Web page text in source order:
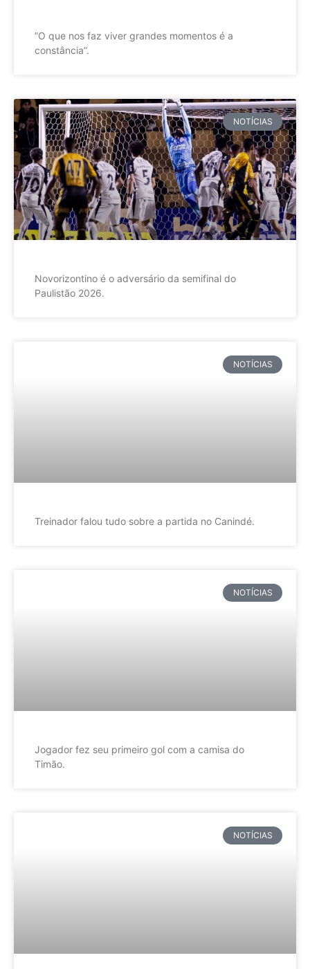
”O que nos faz viver grandes momentos é a
constância”.
NOTÍCIAS
Novorizontino é o adversário da semifinal do
Paulistão 2026.
NOTÍCIAS
Treinador falou tudo sobre a partida no Canindé.
NOTÍCIAS
Jogador fez seu primeiro gol com a camisa do
Timão.
NOTÍCIAS